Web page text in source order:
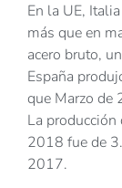
En la UE,
más que en
acero bruto,
España
que Marzo de
La producción
2018 fue de
2017.